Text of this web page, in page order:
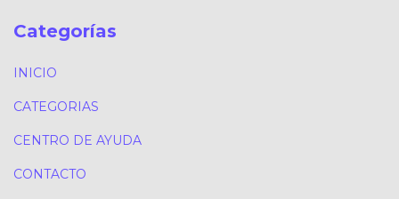
Categorías
INICIO
CATEGORIAS
CENTRO DE AYUDA
CONTACTO